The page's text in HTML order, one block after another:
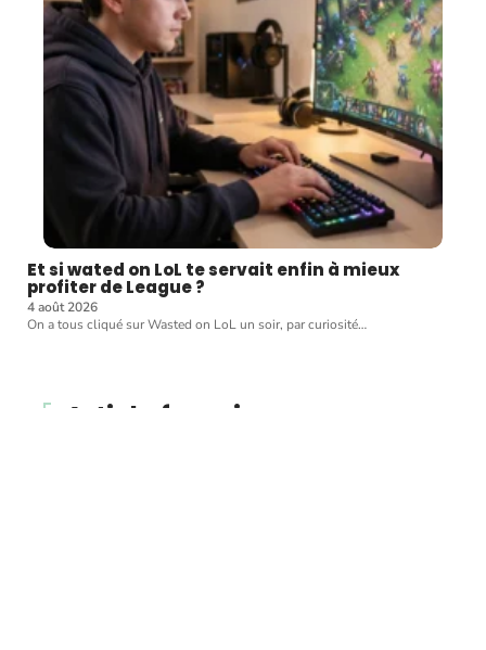
Et si wated on LoL te servait enfin à mieux
profiter de League ?
4 août 2026
On a tous cliqué sur Wasted on LoL un soir, par curiosité…
Article favori